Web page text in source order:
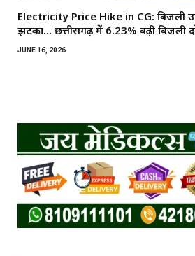
Electricity Price Hike in CG: बिजली
झटका… छत्तीसगढ़ में 6.23% बढ़ी बिजली
JUNE 16, 2026